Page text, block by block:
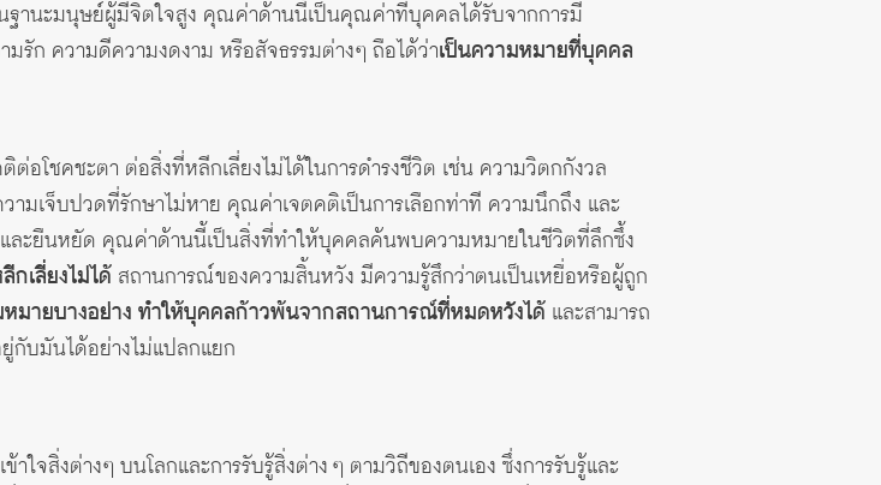
านะมนุษย์ผู้มีจิตใจสูง คุณค่าด้านนี้เป็นคุณค่าที่บุคคลได้รับจากการมี
รัก ความดีความงดงาม หรือสัจธรรมต่างๆ ถือได้ว่าเป็นความหมายที่บุคคล
ต่อโชคชะตา ต่อสิ่งที่หลีกเลี่ยงไม่ได้ในการดำรงชีวิต เช่น ความวิตกกังวล
มเจ็บปวดที่รักษาไม่หาย คุณค่าเจตคติเป็นการเลือกท่าที ความนึกถึง และ
ะยืนหยัด คุณค่าด้านนี้เป็นสิ่งที่ทำให้บุคคลค้นพบความหมายในชีวิตที่ลึกซึ้ง
เลี่ยงไม่ได้ สถานการณ์ของความสิ้นหวัง มีความรู้สึกว่าตนเป็นเหยื่อหรือผู้ถูก
ายบางอย่าง ทำให้บุคคลก้าวพ้นจากสถานการณ์ที่หมดหวังได้ และสามารถ
กับมันได้อย่างไม่แปลกแยก
จสิ่งต่างๆ บนโลกและการรับรู้สิ่งต่าง ๆ ตามวิถีของตนเอง ซึ่งการรับรู้และ